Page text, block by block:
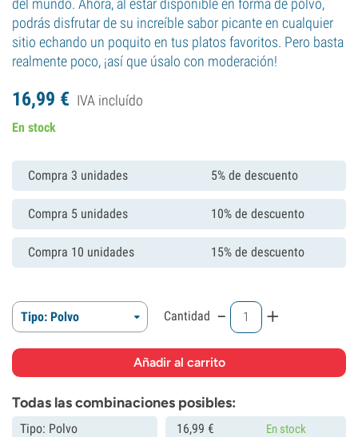
del mundo. Ahora, al estar disponible en forma de polvo,
podrás disfrutar de su increíble sabor picante en cualquier
sitio echando un poquito en tus platos favoritos. Pero basta
realmente poco, ¡así que úsalo con moderación!
16,99 € IVA incluído
En stock
Compra 3 unidades 5% de descuento
Compra 5 unidades 10% de descuento
Compra 10 unidades 15% de descuento
Tipo: Polvo Cantidad - +
Todas las combinaciones posibles:
Tipo: Polvo 16,99 € En stock